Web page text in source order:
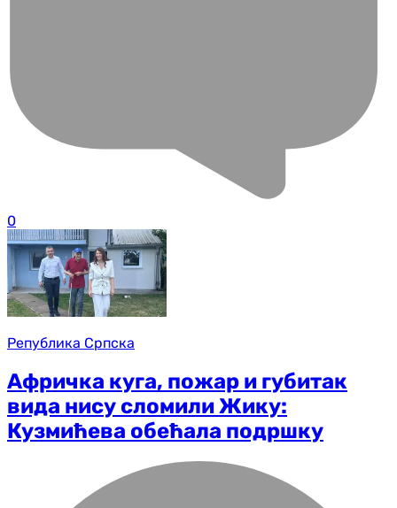
0
Република Српска
Афричка куга, пожар и губитак
вида нису сломили Жику:
Кузмићева обећала подршку